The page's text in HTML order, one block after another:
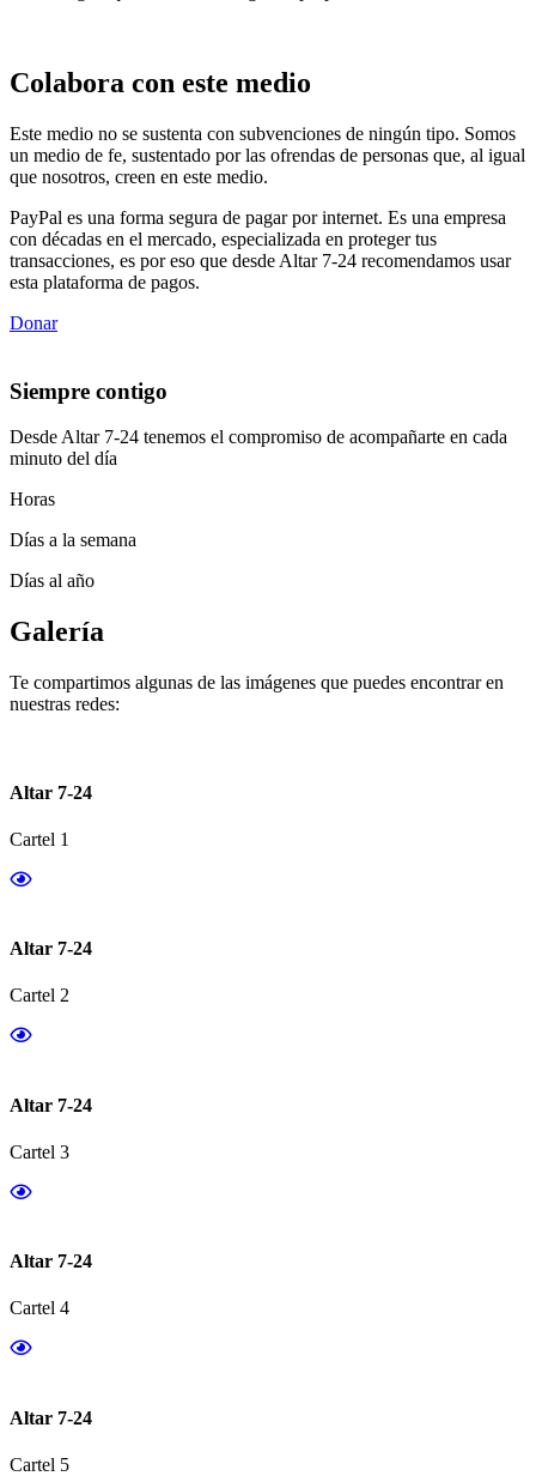
Colabora con este medio
Este medio no se sustenta con subvenciones de ningún tipo. Somos
un medio de fe, sustentado por las ofrendas de personas que, al igual
que nosotros, creen en este medio.
PayPal es una forma segura de pagar por internet. Es una empresa
con décadas en el mercado, especializada en proteger tus
transacciones, es por eso que desde Altar 7-24 recomendamos usar
esta plataforma de pagos.
Donar
Siempre contigo
Desde Altar 7-24 tenemos el compromiso de acompañarte en cada
minuto del día
Horas
Días a la semana
Días al año
Galería
Te compartimos algunas de las imágenes que puedes encontrar en
nuestras redes:
Altar 7-24
Cartel 1
Altar 7-24
Cartel 2
Altar 7-24
Cartel 3
Altar 7-24
Cartel 4
Altar 7-24
Cartel 5